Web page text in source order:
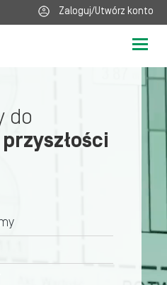
Zaloguj/Utwórz konto
do